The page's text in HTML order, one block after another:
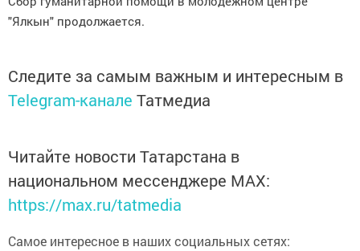
"Ялкын" продолжается.
Следите за самым важным и интересным в
Telegram-канале Татмедиа
Читайте новости Татарстана в
национальном мессенджере MАХ:
https://max.ru/tatmedia
Самое интересное в наших социальных сетях: